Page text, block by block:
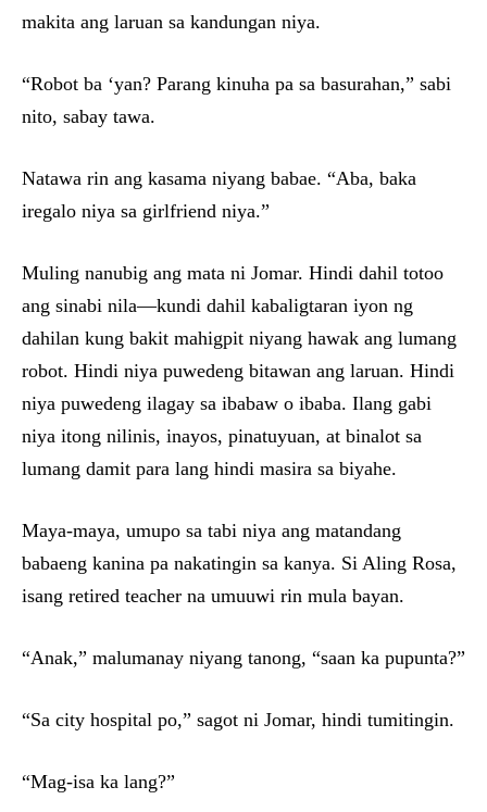
makita ang laruan sa kandungan niya.
“Robot ba ‘yan? Parang kinuha pa sa basurahan,” sabi
nito, sabay tawa.
Natawa rin ang kasama niyang babae. “Aba, baka
iregalo niya sa girlfriend niya.”
Muling nanubig ang mata ni Jomar. Hindi dahil totoo
ang sinabi nila—kundi dahil kabaligtaran iyon ng
dahilan kung bakit mahigpit niyang hawak ang lumang
robot. Hindi niya puwedeng bitawan ang laruan. Hindi
niya puwedeng ilagay sa ibabaw o ibaba. Ilang gabi
niya itong nilinis, inayos, pinatuyuan, at binalot sa
lumang damit para lang hindi masira sa biyahe.
Maya-maya, umupo sa tabi niya ang matandang
babaeng kanina pa nakatingin sa kanya. Si Aling Rosa,
isang retired teacher na umuuwi rin mula bayan.
“Anak,” malumanay niyang tanong, “saan ka pupunta?”
“Sa city hospital po,” sagot ni Jomar, hindi tumitingin.
“Mag-isa ka lang?”